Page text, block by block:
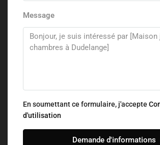
Message
En soumettant ce formulaire, j'accepte
d'utilisation
Demande d'informations